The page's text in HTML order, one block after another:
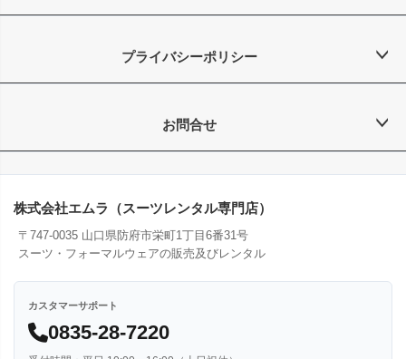
プライバシーポリシー
お問合せ
株式会社エムラ（スーツレンタル専門店）
〒747-0035 山口県防府市栄町1丁目6番31号
スーツ・フォーマルウェアの販売及びレンタル
カスタマーサポート
0835-28-7220